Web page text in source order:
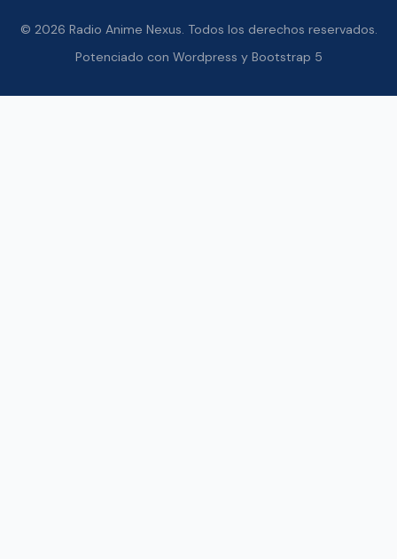
© 2026 Radio Anime Nexus. Todos los derechos reservados.
Potenciado con Wordpress y Bootstrap 5